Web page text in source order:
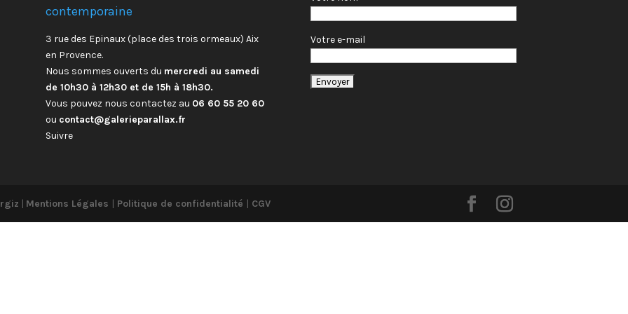
contemporaine
3 rue des Epinaux (place des trois ormeaux) Aix
en Provence.
Nous sommes ouverts du mercredi au samedi
de 10h30 à 12h30 et de 15h à 18h30.
Vous pouvez nous contactez au 06 60 55 20 60
ou contact@galerieparallax.fr
Suivre
Votre e-mail
| Mentions Légales | Politique de confidentialité | CGV